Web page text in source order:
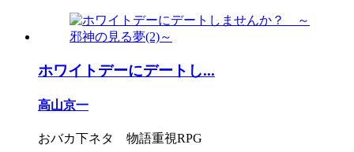
ホワイトデーにデートし...
高山京一
おバカ下ネタ 物語重視RPG